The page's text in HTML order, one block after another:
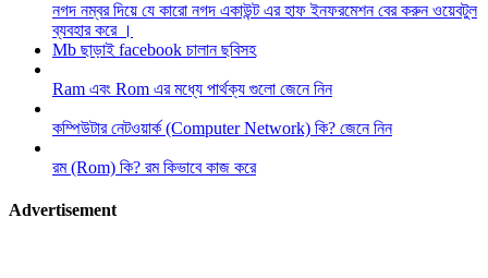
নগদ নম্বর দিয়ে যে কারো নগদ একাউন্ট এর হাফ ইনফরমেশন বের করুন ওয়েবটুল
ব্যবহার করে ।
Mb ছাড়াই facebook চালান ছবিসহ
Ram এবং Rom এর মধ্যে পার্থক্য গুলো জেনে নিন
কম্পিউটার নেটওয়ার্ক (Computer Network) কি? জেনে নিন
রম (Rom) কি? রম কিভাবে কাজ করে
Advertisement